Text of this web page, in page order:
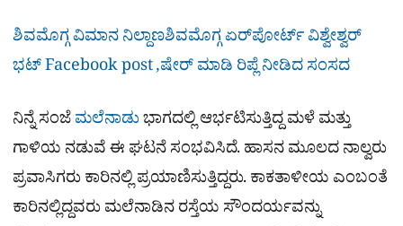
ಶಿವಮೊಗ್ಗ ವಿಮಾನ ನಿಲ್ದಾಣಶಿವಮೊಗ್ಗ ಏರ್​ಪೋರ್ಟ್​ ವಿಶ್ವೇಶ್ವರ್​
ಭಟ್​ Facebook post ,ಷೇರ್ ಮಾಡಿ ರಿಪ್ಲೆ ನೀಡಿದ ಸಂಸದ
ನಿನ್ನೆ ಸಂಜೆಮಲೆನಾಡುಭಾಗದಲ್ಲಿ ಆರ್ಭಟಿಸುತ್ತಿದ್ದ ಮಳೆ ಮತ್ತು
ಗಾಳಿಯ ನಡುವೆ ಈ ಘಟನೆ ಸಂಭವಿಸಿದೆ. ಹಾಸನ ಮೂಲದ ನಾಲ್ವರು
ಪ್ರವಾಸಿಗರು ಕಾರಿನಲ್ಲಿ ಪ್ರಯಾಣಿಸುತ್ತಿದ್ದರು. ಕಾಕತಾಳೀಯ ಎಂಬಂತೆ
ಕಾರಿನಲ್ಲಿದ್ದವರು ಮಲೆನಾಡಿನ ರಸ್ತೆಯ ಸೌಂದರ್ಯವನ್ನು